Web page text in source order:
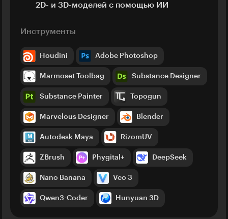
2D- и 3D-моделей с помощью ИИ
Инструменты
Houdini Adobe Photoshop
Marmoset Toolbag Substance Designer
Substance Painter Topogun
Marvelous Designer Blender
Autodesk Maya RizomUV
ZBrush Phygital+ DeepSeek
Nano Banana Veo 3
Qwen3-Coder Hunyuan 3D